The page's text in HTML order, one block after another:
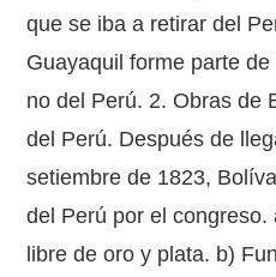
que se iba a retirar del
Guayaquil forme parte
no del Perú. 2. Obras de
del Perú. Después de
setiembre de 1823,
del Perú por el
libre de oro y plata. b)